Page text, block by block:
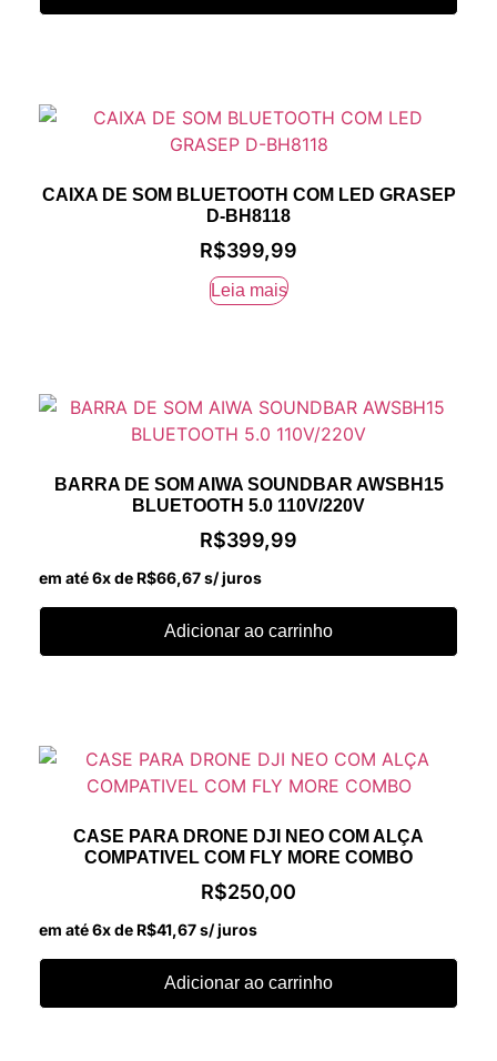
CAIXA DE SOM BLUETOOTH COM LED GRASEP
D-BH8118
R$399,99
Leia mais
BARRA DE SOM AIWA SOUNDBAR AWSBH15
BLUETOOTH 5.0 110V/220V
R$399,99
em até 6x de R$66,67s/ juros
Adicionar ao carrinho
CASE PARA DRONE DJI NEO COM ALÇA
COMPATIVEL COM FLY MORE COMBO
R$250,00
em até 6x de R$41,67s/ juros
Adicionar ao carrinho